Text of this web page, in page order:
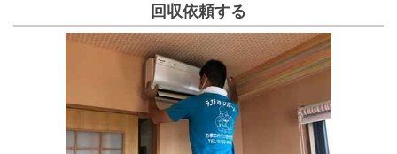
回収依頼する